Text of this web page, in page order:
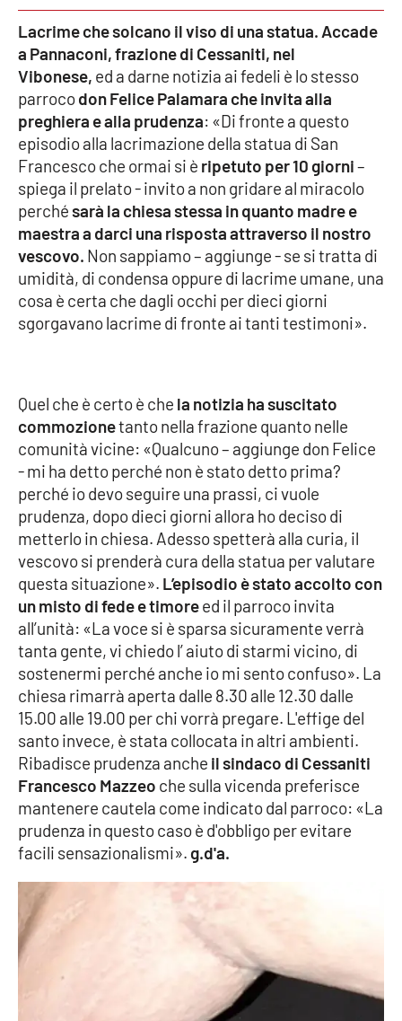
Meteo
Editoriali
VIDEO
Ambiente
Cronaca
Cultura
Economia e Lavoro
Società
Sport
RUBRICHE
Good Morning Vietnam
Parchi Marini Calabria
Leggendo Alvaro insieme
Imprese Di Calabria
Le perfidie di Antonella Grippo
Venti di comunicazione
STREAMING
LaC TV
LaC Network
Lacrime che solcano il viso di una statua. Accade
a Pannaconi, frazione di Cessaniti, nel
Vibonese, ed a darne notizia ai fedeli è lo stesso
parrocodon Felice Palamara che invita alla
preghiera e alla prudenza: «Di fronte a questo
episodio alla lacrimazione della statua di San
Francesco che ormai si è ripetuto per 10 giorni–
spiega il prelato - invito a non gridare al miracolo
perchésarà la chiesa stessa in quanto madre e
maestra a darci una risposta attraverso il nostro
vescovo. Non sappiamo – aggiunge - se si tratta di
umidità, di condensa oppure di lacrime umane, una
cosa è certa che dagli occhi per dieci giorni
sgorgavano lacrime di fronte ai tanti testimoni».
Quel che è certo è che la notizia ha suscitato
commozionetanto nella frazione quanto nelle
comunità vicine: «Qualcuno – aggiunge don Felice
- mi ha detto perché non è stato detto prima?
perché io devo seguire una prassi, ci vuole
prudenza, dopo dieci giorni allora ho deciso di
metterlo in chiesa. Adesso spetterà alla curia, il
vescovo si prenderà cura della statua per valutare
questa situazione». L’episodio è stato accolto con
un misto di fede e timoreed il parroco invita
all’unità: «La voce si è sparsa sicuramente verrà
tanta gente, vi chiedo l’ aiuto di starmi vicino, di
sostenermi perché anche io mi sento confuso». La
chiesa rimarrà aperta dalle 8.30 alle 12.30 dalle
15.00 alle 19.00 per chi vorrà pregare. L'effige del
santo invece, è stata collocata in altri ambienti.
Ribadisce prudenza anche il sindaco di Cessaniti
Francesco Mazzeo che sulla vicenda preferisce
mantenere cautela come indicato dal parroco: «La
prudenza in questo caso è d'obbligo per evitare
facili sensazionalismi». g.d'a.